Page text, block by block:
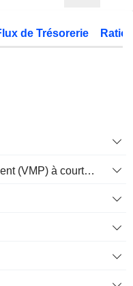
de Trésorerie
Valeur mobilières de placement (VMP) à court terme